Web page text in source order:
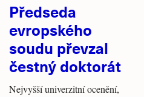
Předseda
evropského
soudu převzal
čestný doktorát
Nejvyšší univerzitní ocenění,